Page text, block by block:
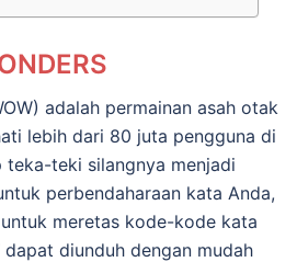
adalah permainan asah otak
lebih dari 80 juta pengguna di
teka-teki silangnya menjadi
perbendaharaan kata Anda,
meretas kode-kode kata
dapat diunduh dengan mudah